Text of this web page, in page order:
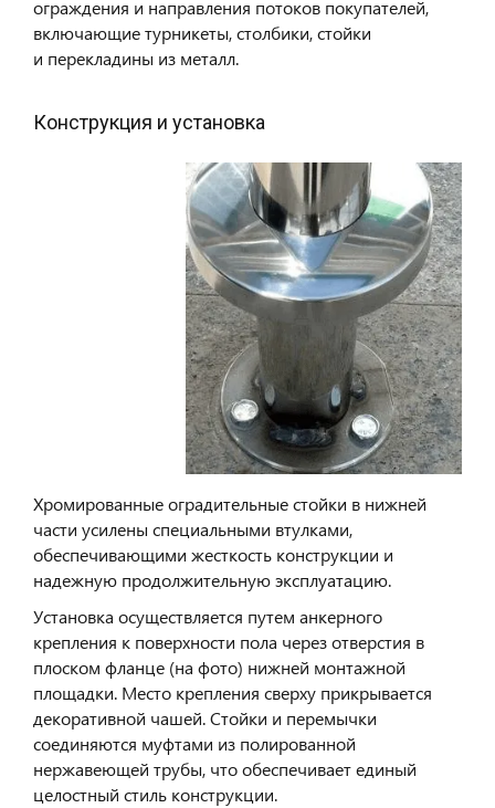
ограждения и направления потоков покупателей,
включающие турникеты, столбики, стойки
и перекладины из металл.
Конструкция и установка
Хромированные оградительные стойки в нижней
части усилены специальными втулками,
обеспечивающими жесткость конструкции и
надежную продолжительную эксплуатацию.
Установка осуществляется путем анкерного
крепления к поверхности пола через отверстия в
плоском фланце (на фото) нижней монтажной
площадки. Место крепления сверху прикрывается
декоративной чашей. Стойки и перемычки
соединяются муфтами из полированной
нержавеющей трубы, что обеспечивает единый
целостный стиль конструкции.